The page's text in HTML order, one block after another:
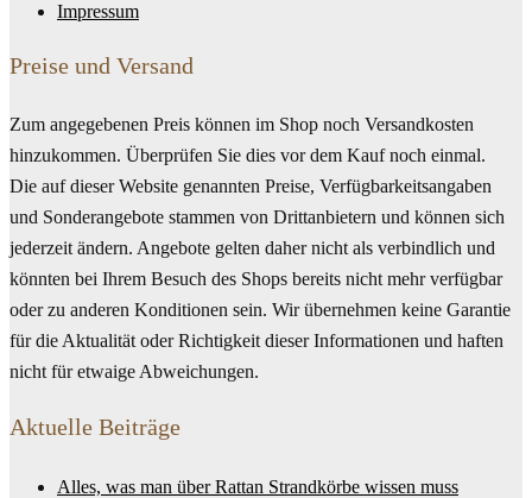
Impressum
Preise und Versand
Zum angegebenen Preis können im Shop noch Versandkosten
hinzukommen. Überprüfen Sie dies vor dem Kauf noch einmal.
Die auf dieser Website genannten Preise, Verfügbarkeitsangaben
und Sonderangebote stammen von Drittanbietern und können sich
jederzeit ändern. Angebote gelten daher nicht als verbindlich und
könnten bei Ihrem Besuch des Shops bereits nicht mehr verfügbar
oder zu anderen Konditionen sein. Wir übernehmen keine Garantie
für die Aktualität oder Richtigkeit dieser Informationen und haften
nicht für etwaige Abweichungen.
Aktuelle Beiträge
Alles, was man über Rattan Strandkörbe wissen muss